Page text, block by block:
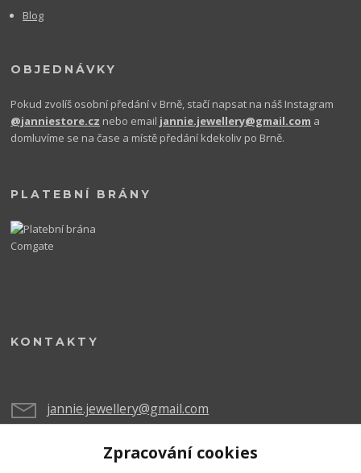
Blog
OBJEDNÁVKY
Pokud zvolíš osobní předání v Brně, stačí napsat na náš Instagram
@janniestore.cz nebo email jannie.jewellery@gmail.com a
domluvíme se na čase a místě předání kdekoliv po Brně.
PLATEBNÍ BRÁNY
KONTAKTY
jannie.jewellery@gmail.com
Zpracování cookies